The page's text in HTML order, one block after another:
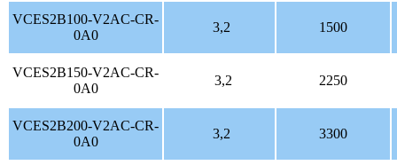
VCES2B100-V2AC-CR-
0A0
3,2 1500
VCES2B150-V2AC-CR-
0A0
3,2 2250
VCES2B200-V2AC-CR-
0A0
3,2 3300